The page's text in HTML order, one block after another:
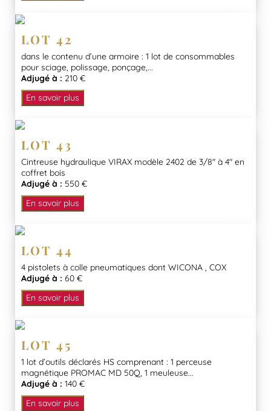
LOT 42
dans le contenu d’une armoire : 1 lot de consommables
pour sciage, polissage, ponçage,...
Adjugé à : 210 €
En savoir plus
LOT 43
Cintreuse hydraulique VIRAX modèle 2402 de 3/8″ à 4″ en
coffret bois
Adjugé à : 550 €
En savoir plus
LOT 44
4 pistolets à colle pneumatiques dont WICONA , COX
Adjugé à : 60 €
En savoir plus
LOT 45
1 lot d’outils déclarés HS comprenant : 1 perceuse
magnétique PROMAC MD 50Q, 1 meuleuse...
Adjugé à : 140 €
En savoir plus